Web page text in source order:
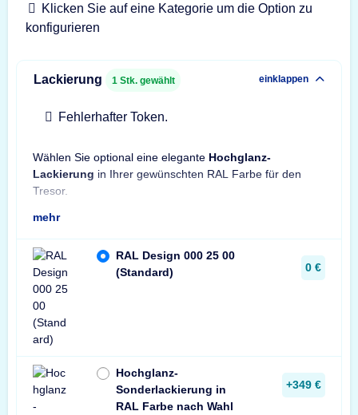
Klicken Sie auf eine Kategorie um die Option zu
konfigurieren
Lackierung 1 Stk. gewählt einklappen
Fehlerhafter Token.
Wählen Sie optional eine elegante Hochglanz-
Lackierung in Ihrer gewünschten RAL Farbe für den
Tresor.
mehr
RAL Design 000 25 00
(Standard)
0 €
Hochglanz-
Sonderlackierung in
RAL Farbe nach Wahl
+349 €